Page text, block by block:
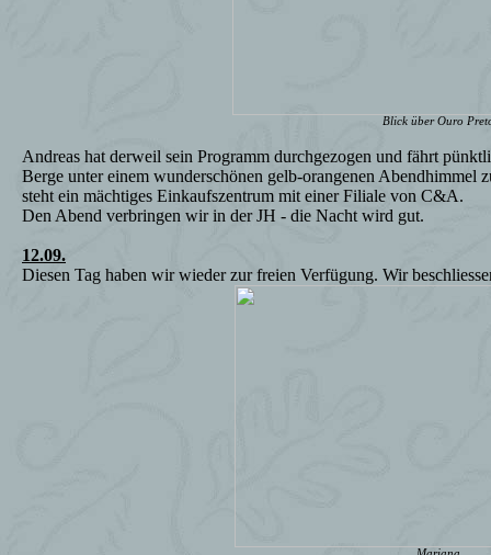
Blick über Ouro
Andreas hat derweil sein Programm durchgezogen und fährt
Berge unter einem wunderschönen gelb-orangenen
steht ein mächtiges Einkaufszentrum mit einer Filiale von C&A.
Den Abend verbringen wir in der JH - die Nacht wird gut.
12.09.
Diesen Tag haben wir wieder zur freien Verfügung. Wir